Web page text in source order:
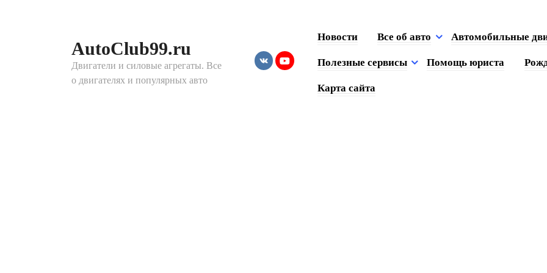
AutoClub99.ru
Двигатели и силовые агрегаты. Все
о двигателях и популярных авто
Новости Все об авто Автомобильные
Полезные сервисы Помощь юриста
Карта сайта